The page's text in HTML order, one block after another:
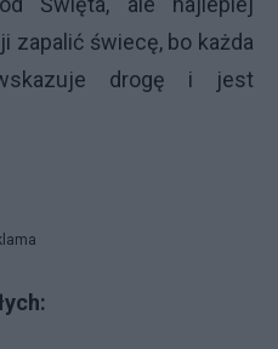
zapalić świecę, bo każda
drogę i jest